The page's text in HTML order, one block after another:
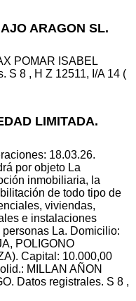
ARAGON SL.
POMAR ISABEL
S 8 , H Z 12511, I/A 14 (
LIMITADA.
18.03.26.
por objeto La
inmobiliaria, la
de todo tipo de
viviendas,
e instalaciones
La. Domicilio:
POLIGONO
Capital: 10.000,00
MILLAN AÑON
Datos registrales. S 8 ,